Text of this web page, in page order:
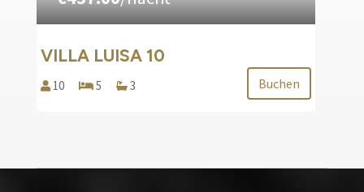
VILLA LUISA 10
10 5 3 Buchen